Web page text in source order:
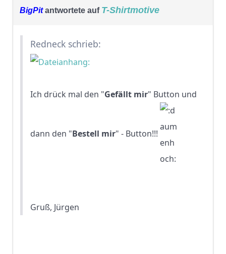
BigPitantwortete auf T-Shirtmotive
Redneck schrieb:
Ich drück mal den "Gefällt mir" Button und
dann den "Bestell mir" - Button!!!
Gruß, Jürgen